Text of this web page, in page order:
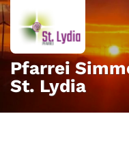
Zum Inhalt springen
Pfarrei
St. Lydia